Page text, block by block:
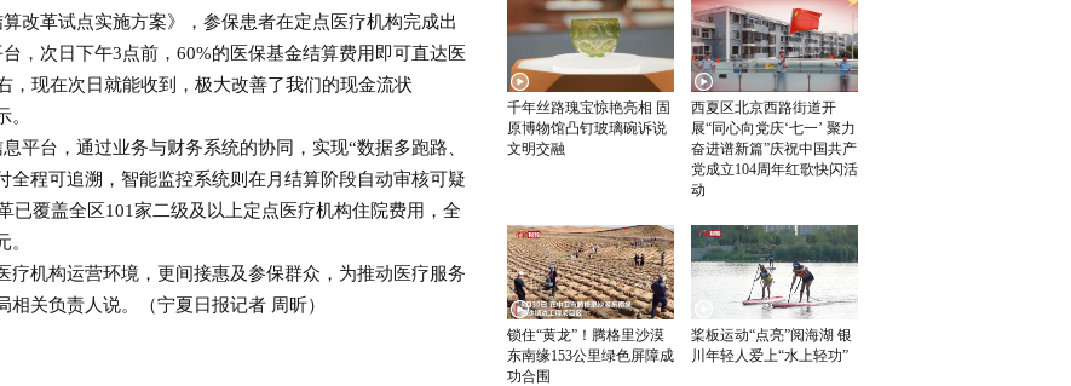
革试点实施方案》，参保患者在定点医疗机构完成出
，次日下午3点前，60%的医保基金结算费用即可直达医
，现在次日就能收到，极大改善了我们的现金流状
台，通过业务与财务系统的协同，实现“数据多跑路、
全程可追溯，智能监控系统则在月结算阶段自动审核可疑
已覆盖全区101家二级及以上定点医疗机构住院费用，全
。
机构运营环境，更间接惠及参保群众，为推动医疗服务
关负责人说。（宁夏日报记者 周昕）
千年丝路瑰宝惊艳亮相 固
原博物馆凸钉玻璃碗诉说
文明交融
西夏区北京西路街道开
展“同心向党庆‘七一’ 聚力
奋进谱新篇”庆祝中国共产
党成立104周年红歌快闪活
动
锁住“黄龙”！腾格里沙漠
东南缘153公里绿色屏障成
功合围
桨板运动“点亮”阅海湖 银
川年轻人爱上“水上轻功”